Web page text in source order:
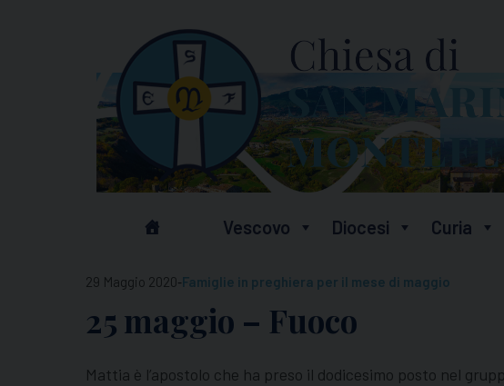
Vescovo Diocesi Curia
29 Maggio 2020-Famiglie in preghiera per il mese di maggio
25 maggio – Fuoco
Mattia è l’apostolo che ha preso il dodicesimo posto nel